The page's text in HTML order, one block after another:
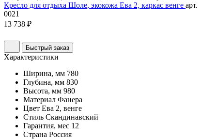
Кресло для отдыха Шоле, экокожа Ева 2, каркас венге арт.
0021
13 738 ₽
Быстрый заказ
Характеристики
Ширина, мм 780
Глубина, мм 830
Высота, мм 980
Материал Фанера
Цвет Ева 2, венге
Стиль Скандинавский
Гарантия, мес 12
Страна Россия